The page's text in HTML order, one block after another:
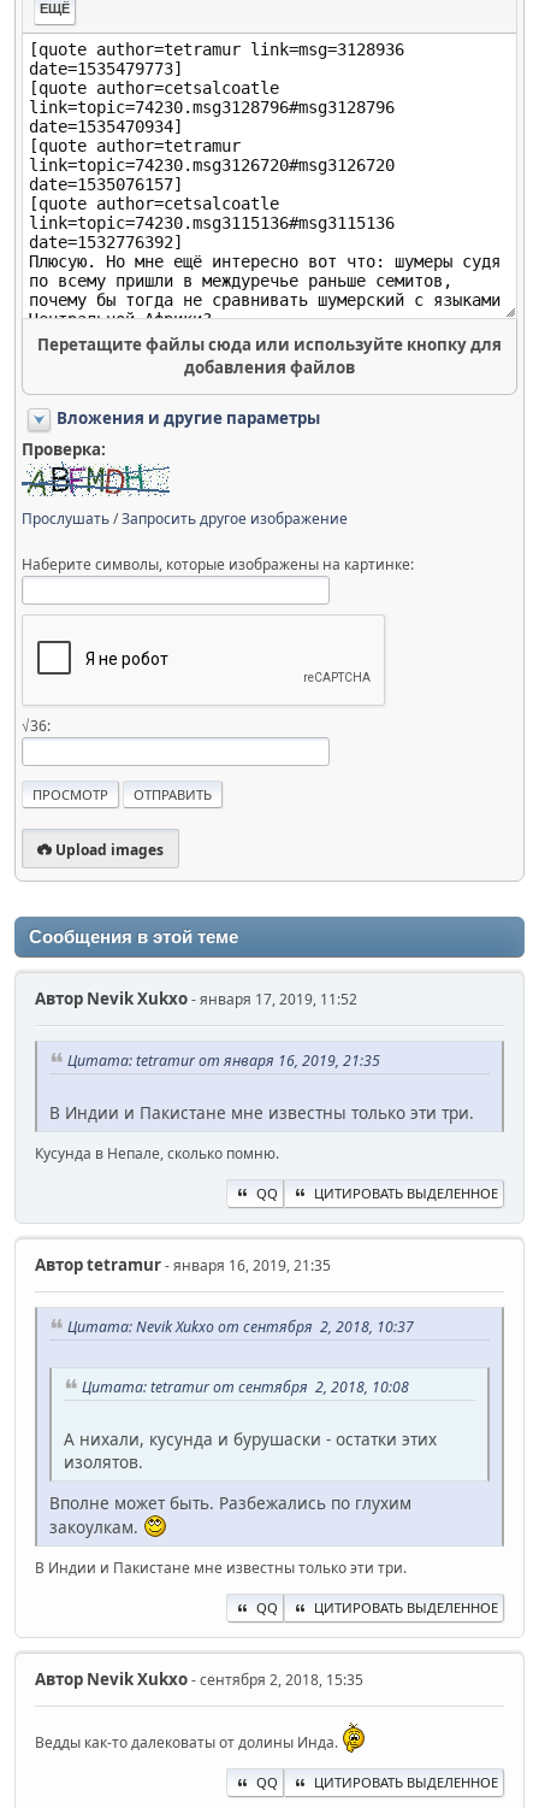
ЕЩЁ
Перетащите файлы сюда или используйте кнопку для
добавления файлов
Вложения и другие параметры
Проверка:
Прослушать/Запросить другое изображение
Наберите символы, которые изображены на картинке:
√36:
Upload images
Сообщения в этой теме
Автор Nevik Xukxo- января 17, 2019, 11:52
Цитата: tetramur от января 16, 2019, 21:35
В Индии и Пакистане мне известны только эти три.
Кусунда в Непале, сколько помню.
QQ ЦИТИРОВАТЬ ВЫДЕЛЕННОЕ
Авторtetramur- января 16, 2019, 21:35
Цитата: Nevik Xukxo от сентября 2, 2018, 10:37
Цитата: tetramur от сентября 2, 2018, 10:08
А нихали, кусунда и бурушаски - остатки этих
изолятов.
Вполне может быть. Разбежались по глухим
закоулкам.
В Индии и Пакистане мне известны только эти три.
QQ ЦИТИРОВАТЬ ВЫДЕЛЕННОЕ
Автор Nevik Xukxo- сентября 2, 2018, 15:35
Ведды как-то далековаты от долины Инда.
QQ ЦИТИРОВАТЬ ВЫДЕЛЕННОЕ